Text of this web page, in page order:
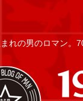
れの男のロマン。